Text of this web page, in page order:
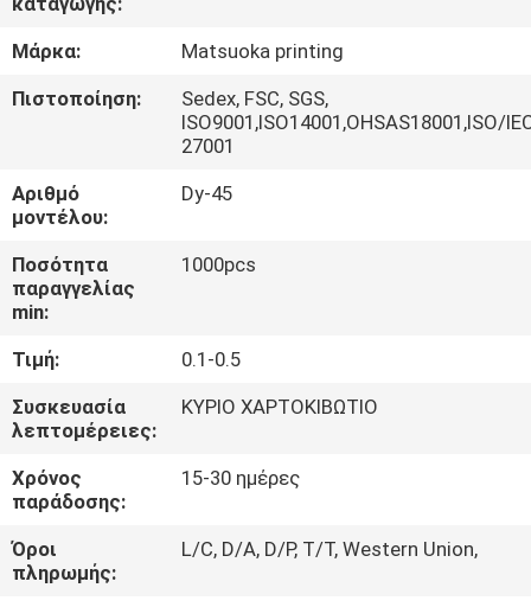
ΕΡΓΟΣΤΑΣΊΩΝ
ΠΟΙΟΤΙΚΌΣ
ΜΑΣ
ΕΛΆΤΕ
ΣΕ
ΕΠΑΦΉ
ΜΕ
ΖΗΤΉΣΤΕ
ΈΝΑ
ΑΠΌΣΠΑΣΜΑ
Μάρκα:
Matsuoka printing
Πιστοποίηση:
Sedex, FSC, SGS,
ISO9001,ISO14001,OHSAS18001,ISO/
27001
Αριθμό
μοντέλου:
Dy-45
Ποσότητα
παραγγελίας
min:
1000pcs
Τιμή:
0.1-0.5
Συσκευασία
λεπτομέρειες:
ΚΥΡΙΟ ΧΑΡΤΟΚΙΒΩΤΙΟ
Χρόνος
παράδοσης:
15-30 ημέρες
Όροι
πληρωμής:
L/C, D/A, D/P, T/T, Western Union,